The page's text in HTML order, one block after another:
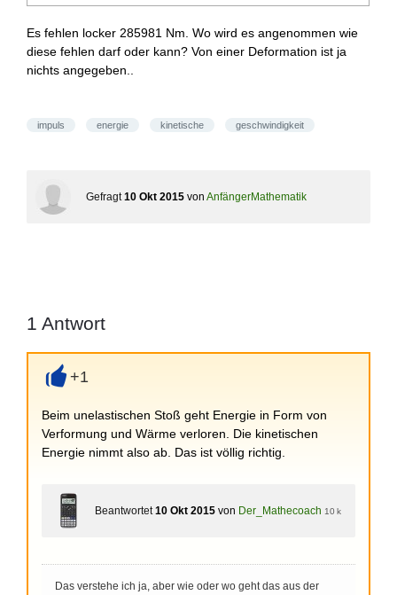
Es fehlen locker 285981 Nm. Wo wird es angenommen wie
diese fehlen darf oder kann? Von einer Deformation ist ja
nichts angegeben..
impuls energie kinetische geschwindigkeit
Gefragt 10 Okt 2015 von AnfängerMathematik
1 Antwort
+
+1
Beim unelastischen Stoß geht Energie in Form von
Verformung und Wärme verloren. Die kinetischen
Energie nimmt also ab. Das ist völlig richtig.
Beantwortet 10 Okt 2015 von Der_Mathecoach 10 k
Das verstehe ich ja, aber wie oder wo geht das aus der